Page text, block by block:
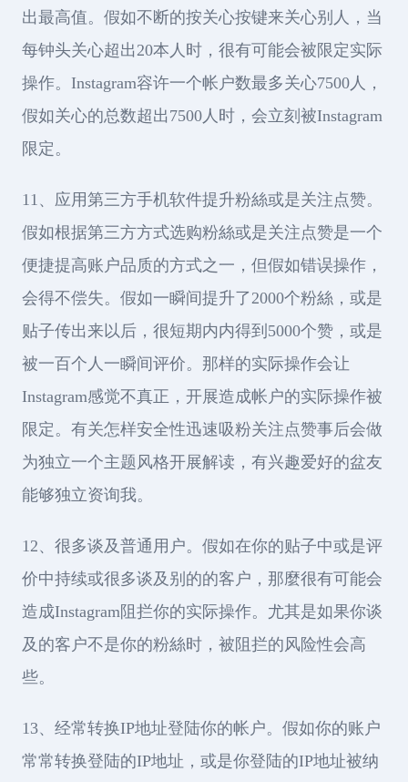
出最高值。假如不断的按关心按键来关心别人，当
每钟头关心超出20本人时，很有可能会被限定实际
操作。Instagram容许一个帐户数最多关心7500人，
假如关心的总数超出7500人时，会立刻被Instagram
限定。
11、应用第三方手机软件提升粉絲或是关注点赞。
假如根据第三方方式选购粉絲或是关注点赞是一个
便捷提高账户品质的方式之一，但假如错误操作，
会得不偿失。假如一瞬间提升了2000个粉絲，或是
贴子传出来以后，很短期内内得到5000个赞，或是
被一百个人一瞬间评价。那样的实际操作会让
Instagram感觉不真正，开展造成帐户的实际操作被
限定。有关怎样安全性迅速吸粉关注点赞事后会做
为独立一个主题风格开展解读，有兴趣爱好的盆友
能够独立资询我。
12、很多谈及普通用户。假如在你的贴子中或是评
价中持续或很多谈及别的的客户，那麼很有可能会
造成Instagram阻拦你的实际操作。尤其是如果你谈
及的客户不是你的粉絲时，被阻拦的风险性会高
些。
13、经常转换IP地址登陆你的帐户。假如你的账户
常常转换登陆的IP地址，或是你登陆的IP地址被纳